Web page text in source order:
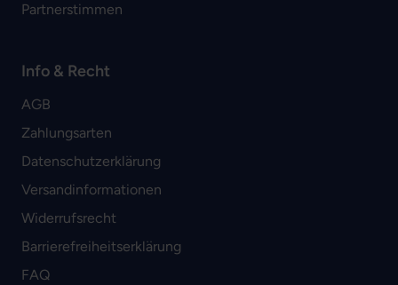
Partnerstimmen
Info & Recht
AGB
Zahlungsarten
Datenschutzerklärung
Versandinformationen
Widerrufsrecht
Barrierefreiheitserklärung
FAQ